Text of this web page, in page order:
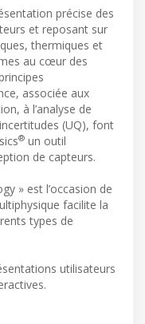
précise des
et reposant sur
thermiques et
au cœur des
associée aux
à l’analyse de
(UQ), font
® un outil
de capteurs.
» est l’occasion de
facilite la
types de
utilisateurs